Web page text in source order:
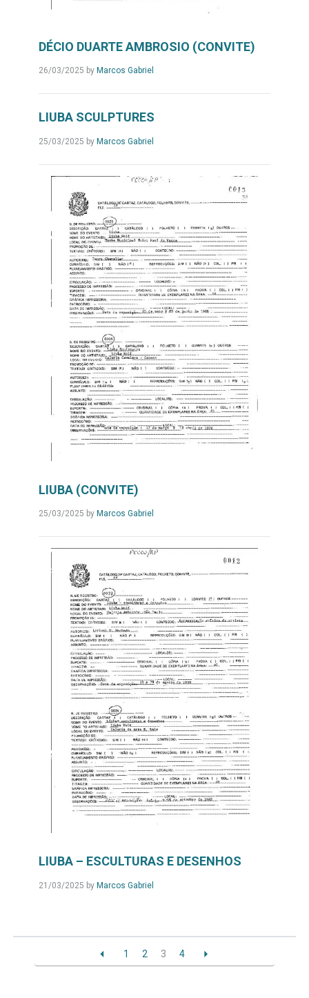
DÉCIO DUARTE AMBROSIO (CONVITE)
26/03/2025 by Marcos Gabriel
LIUBA SCULPTURES
25/03/2025 by Marcos Gabriel
LIUBA (CONVITE)
25/03/2025 by Marcos Gabriel
LIUBA – ESCULTURAS E DESENHOS
21/03/2025 by Marcos Gabriel
1 2 3 4